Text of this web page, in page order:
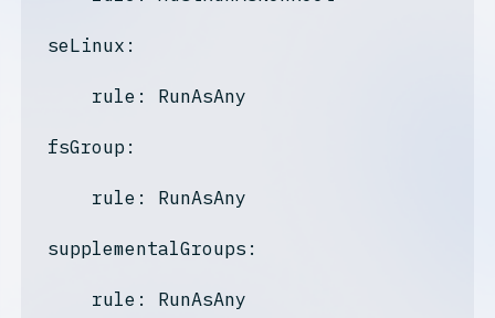
seLinux:
fsGroup:
supplementalGroups: